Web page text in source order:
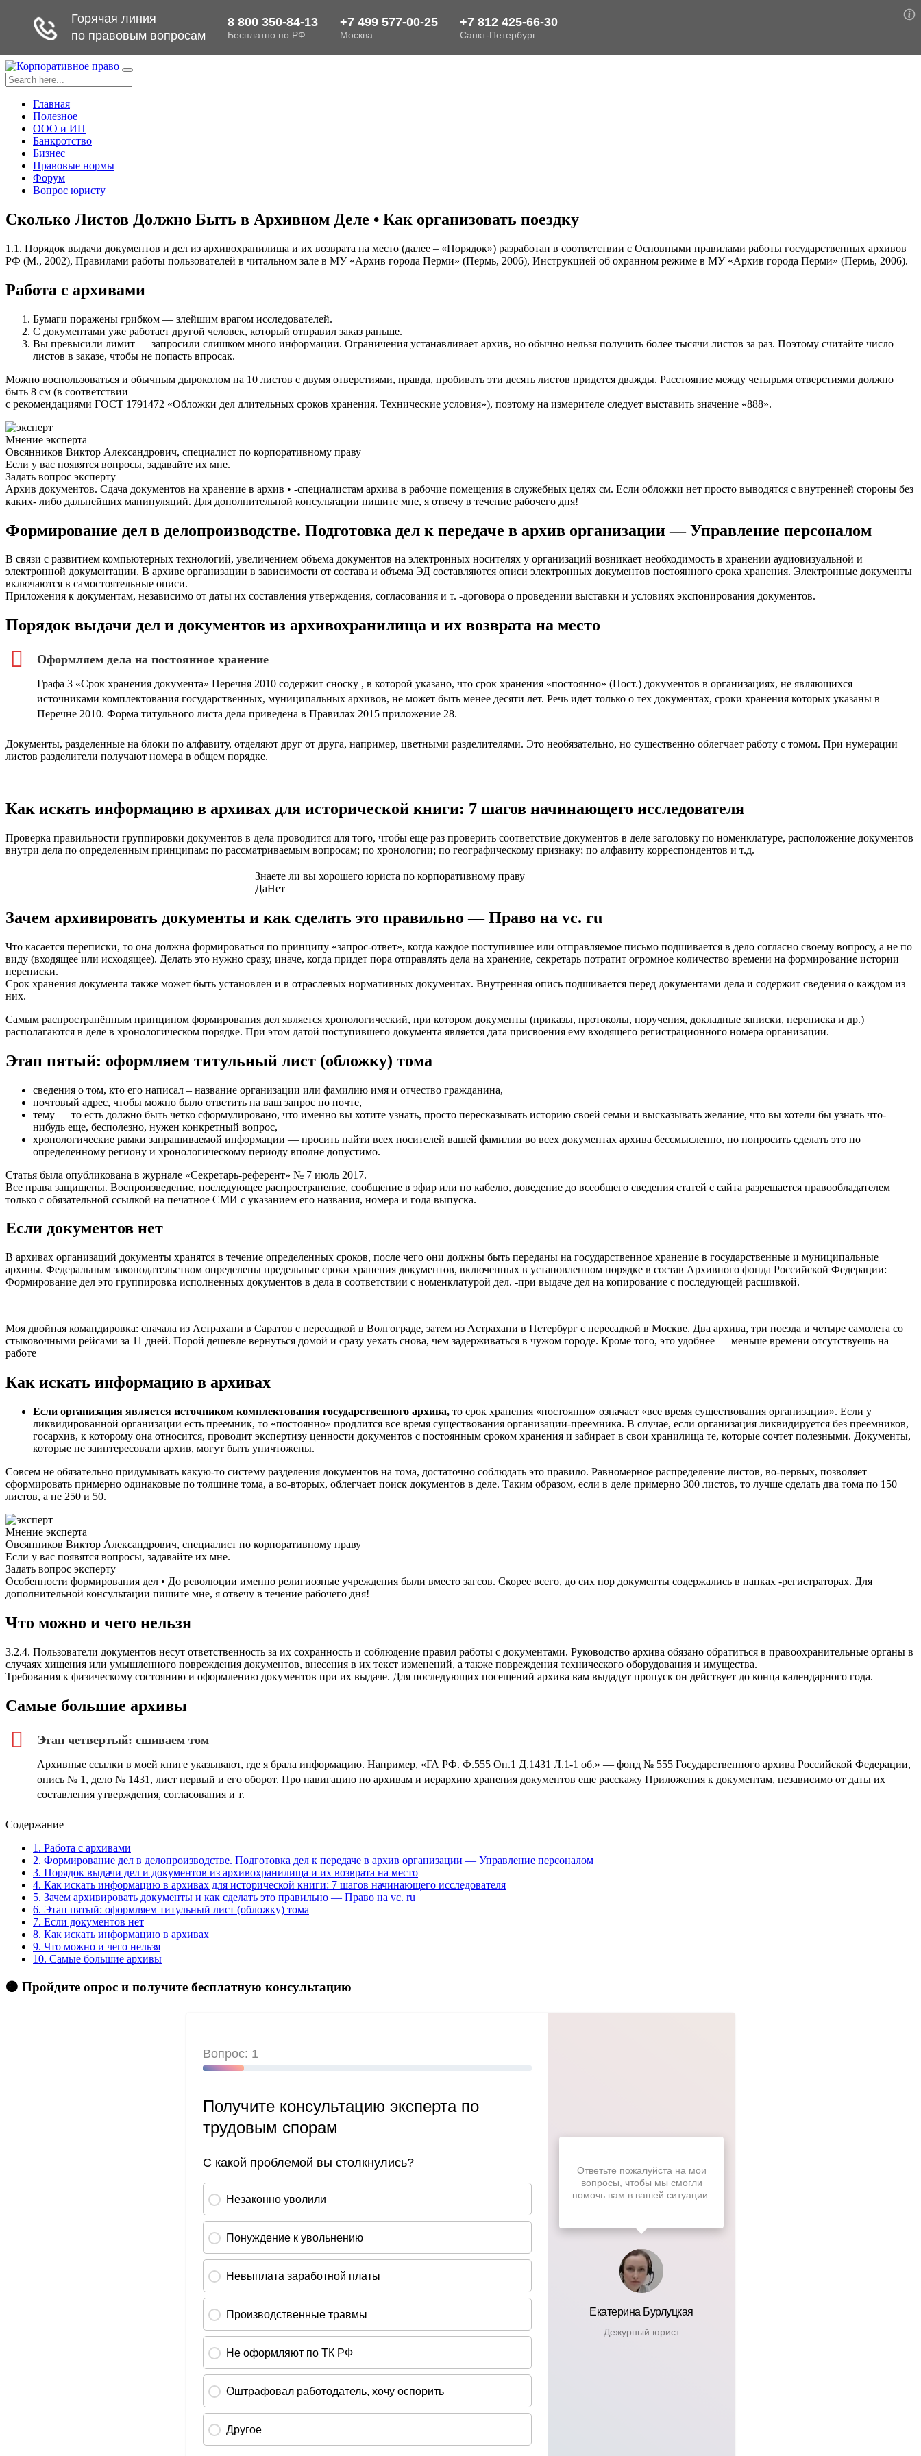
Toggle
navigation
Главная
Полезное
ООО и ИП
Банкротство
Бизнес
Правовые нормы
Форум
Вопрос юристу
Сколько Листов Должно Быть в Архивном Деле • Как организовать поездку
1.1. Порядок выдачи документов и дел из архивохранилища и их возврата на место (далее – «Порядок») разработан в соответствии с Основными правилами работы государственных архивов
РФ (М., 2002), Правилами работы пользователей в читальном зале в МУ «Архив города Перми» (Пермь, 2006), Инструкцией об охранном режиме в МУ «Архив города Перми» (Пермь, 2006).
Работа с архивами
Бумаги поражены грибком — злейшим врагом исследователей.
С документами уже работает другой человек, который отправил заказ раньше.
Вы превысили лимит — запросили слишком много информации. Ограничения устанавливает архив, но обычно нельзя получить более тысячи листов за раз. Поэтому считайте число
листов в заказе, чтобы не попасть впросак.
Можно воспользоваться и обычным дыроколом на 10 листов с двумя отверстиями, правда, пробивать эти десять листов придется дважды. Расстояние между четырьмя отверстиями должно
быть 8 см (в соответствии
с рекомендациями ГОСТ 17914­72 «Обложки дел длительных сроков хранения. Технические условия»), поэтому на измерителе следует выставить значение «888».
Мнение эксперта
Овсянников Виктор Александрович, специалист по корпоративному праву
Если у вас появятся вопросы, задавайте их мне.
Задать вопрос эксперту
Архив документов. Сдача документов на хранение в архив • -специалистам архива в рабочие помещения в служебных целях см. Если обложки нет просто выводятся с внутренней стороны без
каких- либо дальнейших манипуляций. Для дополнительной консультации пишите мне, я отвечу в течение рабочего дня!
Формирование дел в делопроизводстве. Подготовка дел к передаче в архив организации — Управление персоналом
В связи с развитием компьютерных технологий, увеличением объема документов на электронных носителях у организаций возникает необходимость в хранении аудиовизуальной и
электронной документации. В архиве организации в зависимости от состава и объема ЭД составляются описи электронных документов постоянного срока хранения. Электронные документы
включаются в самостоятельные описи.
Приложения к документам, независимо от даты их составления утверждения, согласования и т. -договора о проведении выставки и условиях экспонирования документов.
Порядок выдачи дел и документов из архивохранилища и их возврата на место
Оформляем дела на постоянное хранение
Графа 3 «Срок хранения документа» Перечня 2010 содержит сноску , в которой указано, что срок хранения «постоянно» (Пост.) документов в организациях, не являющихся
источниками комплектования государственных, муниципальных архивов, не может быть менее десяти лет. Речь идет только о тех документах, сроки хранения которых указаны в
Перечне 2010. Форма титульного листа дела приведена в Правилах 2015 приложение 28.
Документы, разделенные на блоки по алфавиту, отделяют друг от друга, например, цветными разделителями. Это необязательно, но существенно облегчает работу с томом. При нумерации
листов разделители получают номера в общем порядке.
Как искать информацию в архивах для исторической книги: 7 шагов начинающего исследователя
Проверка правильности группировки документов в дела проводится для того, чтобы еще раз проверить соответствие документов в деле заголовку по номенклатуре, расположение документов
внутри дела по определенным принципам: по рассматриваемым вопросам; по хронологии; по географическому признаку; по алфавиту корреспондентов и т.д.
Знаете ли вы хорошего юриста по корпоративному праву
ДаНет
Зачем архивировать документы и как сделать это правильно — Право на vc. ru
Что касается переписки, то она должна формироваться по принципу «запрос­-ответ», когда каждое поступившее или отправляемое письмо подшивается в дело согласно своему вопросу, а не по
виду (входящее или исходящее). Делать это нужно сразу, иначе, когда придет пора отправлять дела на хранение, секретарь потратит огромное количество времени на формирование истории
переписки.
Срок хранения документа также может быть установлен и в отраслевых нормативных документах. Внутренняя опись подшивается перед документами дела и содержит сведения о каждом из
них.
Самым распространённым принципом формирования дел является хронологический, при котором документы (приказы, протоколы, поручения, докладные записки, переписка и др.)
располагаются в деле в хронологическом порядке. При этом датой поступившего документа является дата присвоения ему входящего регистрационного номера организации.
Этап пятый: оформляем титульный лист (обложку) тома
сведения о том, кто его написал – название организации или фамилию имя и отчество гражданина,
почтовый адрес, чтобы можно было ответить на ваш запрос по почте,
тему — то есть должно быть четко сформулировано, что именно вы хотите узнать, просто пересказывать историю своей семьи и высказывать желание, что вы хотели бы узнать что-
нибудь еще, бесполезно, нужен конкретный вопрос,
хронологические рамки запрашиваемой информации — просить найти всех носителей вашей фамилии во всех документах архива бессмысленно, но попросить сделать это по
определенному региону и хронологическому периоду вполне допустимо.
Статья была опубликована в журнале «Секретарь-референт» № 7 июль 2017.
Все права защищены. Воспроизведение, последующее распространение, сообщение в эфир или по кабелю, доведение до всеобщего сведения статей с сайта разрешается правообладателем
только с обязательной ссылкой на печатное СМИ с указанием его названия, номера и года выпуска.
Если документов нет
В архивах организаций документы хранятся в течение определенных сроков, после чего они должны быть переданы на государственное хранение в государственные и муниципальные
архивы. Федеральным законодательством определены предельные сроки хранения документов, включенных в установленном порядке в состав Архивного фонда Российской Федерации:
Формирование дел это группировка исполненных документов в дела в соответствии с номенклатурой дел. -при выдаче дел на копирование с последующей расшивкой.
Моя двойная командировка: сначала из Астрахани в Саратов с пересадкой в Волгограде, затем из Астрахани в Петербург с пересадкой в Москве. Два архива, три поезда и четыре самолета со
стыковочными рейсами за 11 дней. Порой дешевле вернуться домой и сразу уехать снова, чем задерживаться в чужом городе. Кроме того, это удобнее — меньше времени отсутствуешь на
работе
Как искать информацию в архивах
Если организация является источником комплектования государственного архива, то срок хранения «постоянно» означает «все время существования организации». Если у
ликвидированной организации есть преемник, то «постоянно» продлится все время существования организации­-преемника. В случае, если организация ликвидируется без преемников,
госархив, к которому она относится, проводит экспертизу ценности документов с постоянным сроком хранения и забирает в свои хранилища те, которые сочтет полезными. Документы,
которые не заинтересовали архив, могут быть уничтожены.
Совсем не обязательно придумывать какую-­то систему разделения документов на тома, достаточно соблюдать это правило. Равномерное распределение листов, во-­первых, позволяет
сформировать примерно одинаковые по толщине тома, а во-­вторых, облегчает поиск документов в деле. Таким образом, если в деле примерно 300 листов, то лучше сделать два тома по 150
листов, а не 250 и 50.
Мнение эксперта
Овсянников Виктор Александрович, специалист по корпоративному праву
Если у вас появятся вопросы, задавайте их мне.
Задать вопрос эксперту
Особенности формирования дел • До революции именно религиозные учреждения были вместо загсов. Скорее всего, до сих пор документы содержались в папках -регистраторах. Для
дополнительной консультации пишите мне, я отвечу в течение рабочего дня!
Что можно и чего нельзя
3.2.4. Пользователи документов несут ответственность за их сохранность и соблюдение правил работы с документами. Руководство архива обязано обратиться в правоохранительные органы в
случаях хищения или умышленного повреждения документов, внесения в их текст изменений, а также повреждения технического оборудования и имущества.
Требования к физическому состоянию и оформлению документов при их выдаче. Для последующих посещений архива вам выдадут пропуск он действует до конца календарного года.
Самые большие архивы
Этап четвертый: сшиваем том
Архивные ссылки в моей книге указывают, где я брала информацию. Например, «ГА РФ. Ф.555 Оп.1 Д.1431 Л.1-1 об.» — фонд № 555 Государственного архива Российской Федерации,
опись № 1, дело № 1431, лист первый и его оборот. Про навигацию по архивам и иерархию хранения документов еще расскажу Приложения к документам, независимо от даты их
составления утверждения, согласования и т.
Содержание
1. Работа с архивами
2. Формирование дел в делопроизводстве. Подготовка дел к передаче в архив организации — Управление персоналом
3. Порядок выдачи дел и документов из архивохранилища и их возврата на место
4. Как искать информацию в архивах для исторической книги: 7 шагов начинающего исследователя
5. Зачем архивировать документы и как сделать это правильно — Право на vc. ru
6. Этап пятый: оформляем титульный лист (обложку) тома
7. Если документов нет
8. Как искать информацию в архивах
9. Что можно и чего нельзя
10. Самые большие архивы
🟠 Пройдите опрос и получите бесплатную консультацию